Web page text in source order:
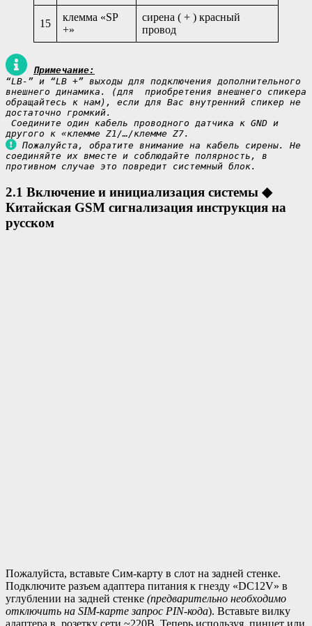
15
клемма «SP
+»
сирена ( + ) красный
провод
Примечание:
“LB-” и “LB +” выходы для подключения дополнительного
внешнего динамика. (для  приобретения внешнего спикера
обращайтесь к нам), если для Вас внутренний спикер не
достаточно громкий.
Пожалуйста, обратите внимание на кабель сирены. Не
соединяйте их вместе и соблюдайте полярность, в
противном случае это повредит системный блок.
2.1 Включение и инициализация системы ◆
Китайская GSM сигнализация инструкция на
русском
Пожалуйста, вставьте Сим-карту в слот на задней стенке.
Подключите разъем адаптера питания к гнезду «DC12V» в
углублении на задней стенке (предварительно необходимо
отключить на SIM-карте запрос PIN-кода). Вставьте вилку
адаптера в розетку сети ~220В. Теперь используя, пинцет или